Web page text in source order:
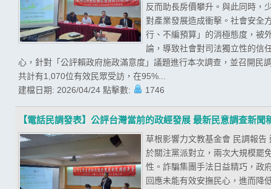
反而助長房價攀升。與此同時，
對產業發展造成衝擊。社會安全
行、不編預算」的消極態度，被
論，導致社會對司法獨立性的信
心，針對「公評賴政府施政滿意度」議題進行本次調查，並召開
共計有1,070位有效民眾受訪，在95%...
建檔日期: 2026/04/24 點擊數: 1746
【電話民調發表】公評台灣當前的政經發展 最新民意調查新聞
草根影響力文教基金會 民調報
於關注黨派對立，兩次大規模罷
性。詐騙集團手法日益精巧，政
回應未能有效安撫民心，進而降